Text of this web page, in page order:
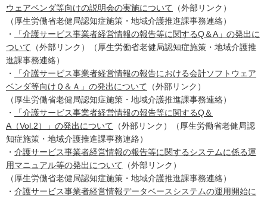
ウェアベンダ等向けの説明会の実施について （外部リンク）
（厚生労働省老健局認知症施策・地域介護推進課事務連絡）
・
「介護サービス事業者経営情報の報告等に関するQ＆A」の発出に
ついて （外部リンク）（厚生労働省老健局認知症施策・地域介護推
進課事務連絡）
・
「介護サービス事業者経営情報の報告における会計ソフトウェア
ベンダ等向けＱ＆Ａ」の発出について （外部リンク）
（厚生労働省老健局認知症施策・地域介護推進課事務連絡）
・
「介護サービス事業者経営情報の報告等に関するQ＆
A（Vol.2）」の発出について （外部リンク）（厚生労働省老健局認
知症施策・地域介護推進課事務連絡）
・ 介護サービス事業者経営情報の報告等に関するシステムに係る運
用マニュアル等の発出について （外部リンク）
（厚生労働省老健局認知症施策・地域介護推進課事務連絡）
・ 介護サービス事業者経営情報データベースシステムの運用開始に